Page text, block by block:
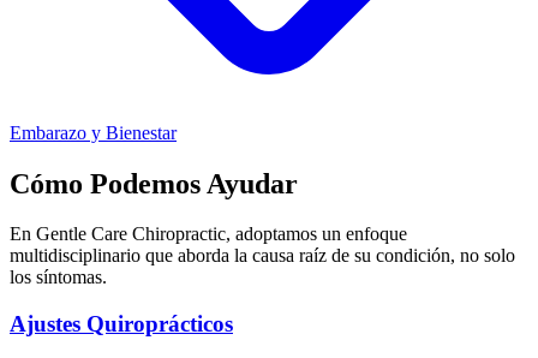
Embarazo y Bienestar
Cómo Podemos Ayudar
En Gentle Care Chiropractic, adoptamos un enfoque
multidisciplinario que aborda la causa raíz de su condición, no solo
los síntomas.
Ajustes Quiroprácticos